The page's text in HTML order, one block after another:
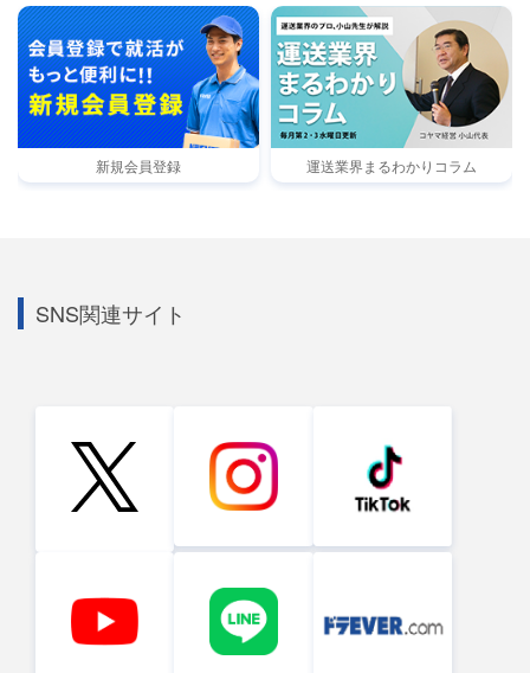
新規会員登録 運送業界まるわかりコラム
SNS関連サイト